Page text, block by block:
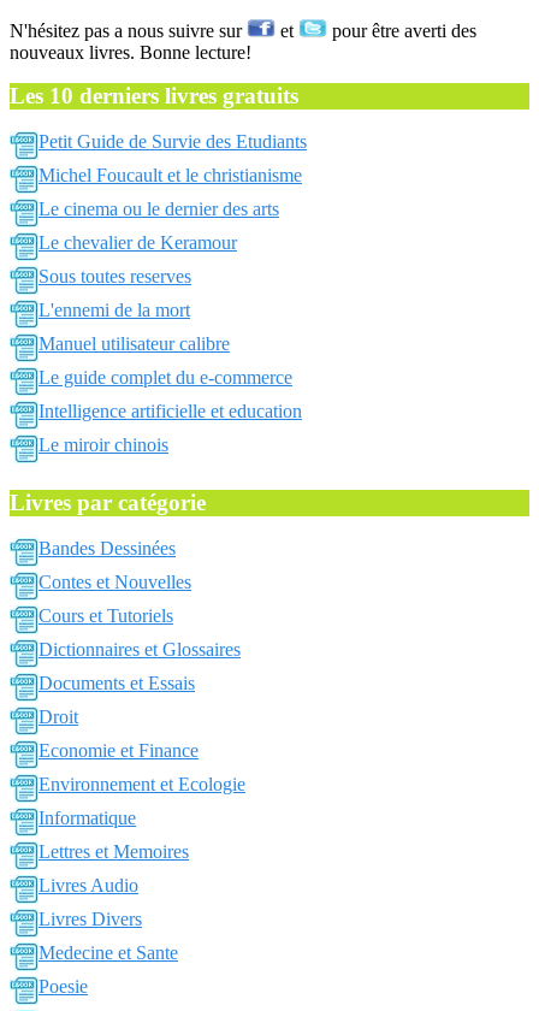
N'hésitez pas a nous suivre sur et
pour être averti des
nouveaux livres. Bonne lecture!
Les 10 derniers livres gratuits
Petit Guide de Survie des Etudiants
Michel Foucault et le christianisme
Le cinema ou le dernier des arts
Le chevalier de Keramour
Sous toutes reserves
L'ennemi de la mort
Manuel utilisateur calibre
Le guide complet du e-commerce
Intelligence artificielle et education
Le miroir chinois
Livres par catégorie
Bandes Dessinées
Contes et Nouvelles
Cours et Tutoriels
Dictionnaires et Glossaires
Documents et Essais
Droit
Economie et Finance
Environnement et Ecologie
Informatique
Lettres et Memoires
Livres Audio
Livres Divers
Medecine et Sante
Poesie